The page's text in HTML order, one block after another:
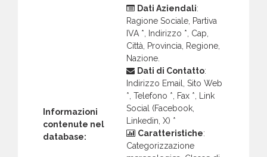
Informazioni
contenute nel
database:
Dati Aziendali:
Ragione Sociale, Partiva
IVA *, Indirizzo *, Cap,
Città, Provincia, Regione,
Nazione.
Dati di Contatto:
Indirizzo Email, Sito Web
*, Telefono *, Fax *, Link
Social (Facebook,
Linkedin, X) *
Caratteristiche:
Categorizzazione